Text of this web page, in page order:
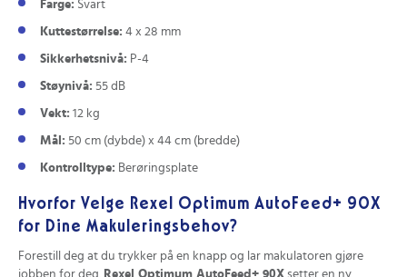
Farge: Svart
Kuttestørrelse: 4 x 28 mm
Sikkerhetsnivå: P-4
Støynivå: 55 dB
Vekt: 12 kg
Mål: 50 cm (dybde) x 44 cm (bredde)
Kontrolltype: Berøringsplate
Hvorfor Velge Rexel Optimum AutoFeed+ 90X
for Dine Makuleringsbehov?
Forestill deg at du trykker på en knapp og lar makulatoren gjøre
jobben for deg. Rexel Optimum AutoFeed+ 90X setter en ny